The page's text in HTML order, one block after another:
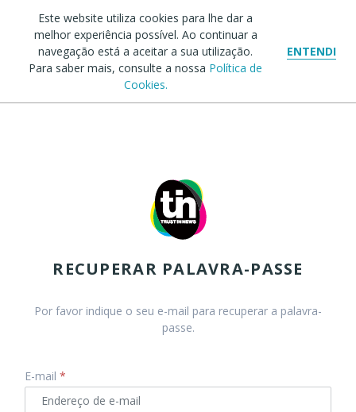
Este website utiliza cookies para lhe dar a
melhor experiência possível. Ao continuar a
navegação está a aceitar a sua utilização.
Para saber mais, consulte a nossa Política de
Cookies.
ENTENDI
RECUPERAR PALAVRA-PASSE
Por favor indique o seu e-mail para recuperar a palavra-
passe.
E-mail *